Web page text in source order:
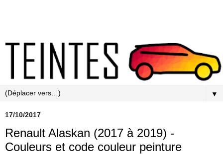
▼
17/10/2017
Renault Alaskan (2017 à 2019) -
Couleurs et code couleur peinture